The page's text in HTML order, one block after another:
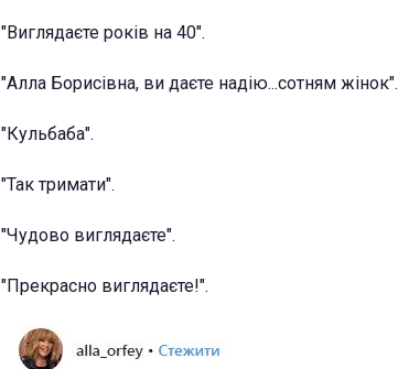
"Виглядаєте років на 40".
"Алла Борисівна, ви даєте надію...сотням жінок".
"Кульбаба".
"Так тримати".
"Чудово виглядаєте".
"Прекрасно виглядаєте!".